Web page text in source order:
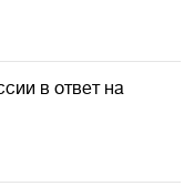
в ответ на